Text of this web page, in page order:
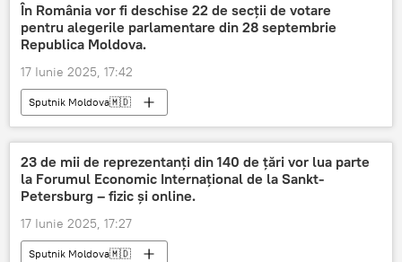
În România vor fi deschise 22 de secții de votare
pentru alegerile parlamentare din 28 septembrie
Republica Moldova.
17 Iunie 2025, 17:42
Sputnik Moldova🇲🇩
23 de mii de reprezentanți din 140 de țări vor lua parte
la Forumul Economic Internațional de la Sankt-
Petersburg – fizic și online.
17 Iunie 2025, 17:27
Sputnik Moldova🇲🇩